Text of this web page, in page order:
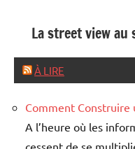
La street view au
À LIRE
Comment Construire
A l’heure où les